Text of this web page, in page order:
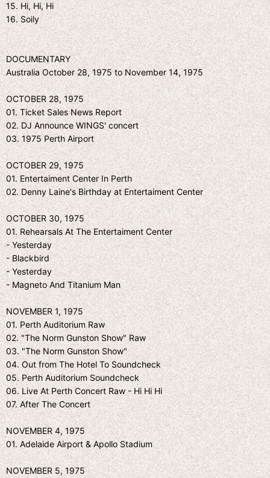
15. Hi, Hi, Hi
16. Soily
DOCUMENTARY
Australia October 28, 1975 to November 14, 1975
OCTOBER 28, 1975
01. Ticket Sales News Report
02. DJ Announce WINGS' concert
03. 1975 Perth Airport
OCTOBER 29, 1975
01. Entertaiment Center In Perth
02. Denny Laine's Birthday at Entertaiment Center
OCTOBER 30, 1975
01. Rehearsals At The Entertaiment Center
- Yesterday
- Blackbird
- Yesterday
- Magneto And Titanium Man
NOVEMBER 1, 1975
01. Perth Auditorium Raw
02. "The Norm Gunston Show" Raw
03. "The Norm Gunston Show"
04. Out from The Hotel To Soundcheck
05. Perth Auditorium Soundcheck
06. Live At Perth Concert Raw - Hi Hi Hi
07. After The Concert
NOVEMBER 4, 1975
01. Adelaide Airport & Apollo Stadium
NOVEMBER 5, 1975